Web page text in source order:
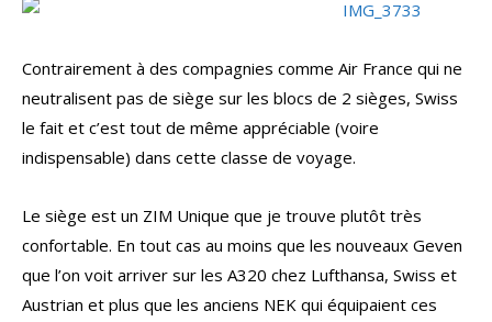
Contrairement à des compagnies comme Air France qui ne
neutralisent pas de siège sur les blocs de 2 sièges, Swiss
le fait et c’est tout de même appréciable (voire
indispensable) dans cette classe de voyage.
Le siège est un ZIM Unique que je trouve plutôt très
confortable. En tout cas au moins que les nouveaux Geven
que l’on voit arriver sur les A320 chez Lufthansa, Swiss et
Austrian et plus que les anciens NEK qui équipaient ces